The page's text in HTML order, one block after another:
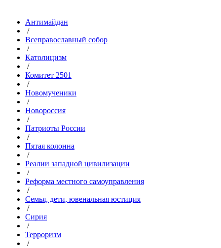
Антимайдан
/
Всеправославный собор
/
Католицизм
/
Комитет 2501
/
Новомученики
/
Новороссия
/
Патриоты России
/
Пятая колонна
/
Реалии западной цивилизации
/
Реформа местного самоуправления
/
Семья, дети, ювенальная юстиция
/
Сирия
/
Терроризм
/